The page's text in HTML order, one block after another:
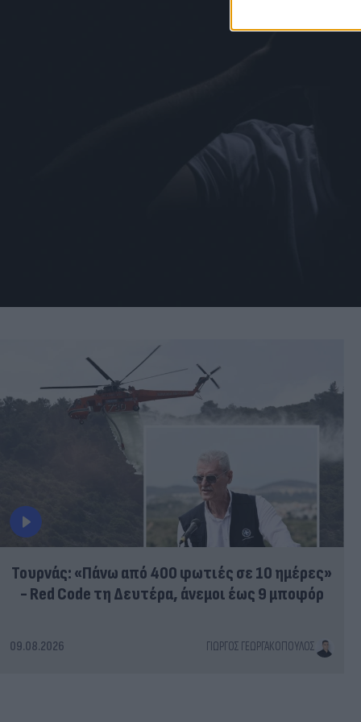
Τουρνάς: «Πάνω από 400 φωτιές σε 10 ημέρες»
- Red Code τη Δευτέρα, άνεμοι έως 9 μποφόρ
09.08.2026 ΓΙΏΡΓΟΣ ΓΕΩΡΓΑΚΌΠΟΥΛΟΣ